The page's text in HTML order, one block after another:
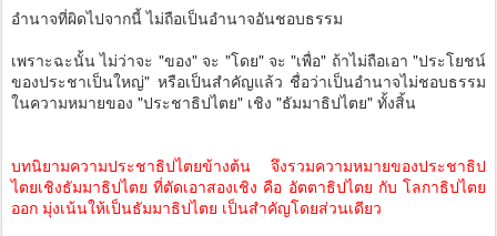
อำนาจที่ผิดไปจากนี้ ไม่ถือเป็นอำนาจอันชอบธรรม
เพราะฉะนั้น ไม่ว่าจะ "ของ" จะ "โดย" จะ "เพื่อ" ถ้าไม่ถือเอา "ประโยชน์
ของประชาเป็นใหญ่" หรือเป็นสำคัญแล้ว ชื่อว่าเป็นอำนาจไม่ชอบธรรม
ในความหมายของ "ประชาธิปไตย" เชิง "ธัมมาธิปไตย" ทั้งสิ้น
บทนิยามความประชาธิปไตยข้างต้น จึงรวมความหมายของประชาธิป
ไตยเชิงธัมมาธิปไตย ที่ตัดเอาสองเชิง คือ อัตตาธิปไตย กับ โลกาธิปไตย
ออก มุ่งเน้นให้เป็นธัมมาธิปไตย เป็นสำคัญโดยส่วนเดียว